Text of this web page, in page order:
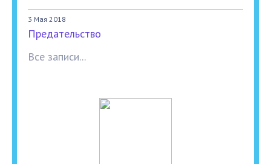
3 Мая 2018
Предательство
Все записи...